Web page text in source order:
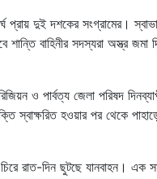
প্রায় দুই দশকের সংগ্রামের।
বাহিনীর সদস্যরা অস্ত্র
ও পার্বত্য জেলা পরিষদ
স্বাক্ষরিত হওয়ার পর থেকে
রাত-দিন ছুটছে যানবাহন। এক